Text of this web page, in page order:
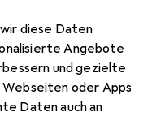
diese Daten
Angebote
und gezielte
Webseiten oder Apps
Daten auch an
von Glutz